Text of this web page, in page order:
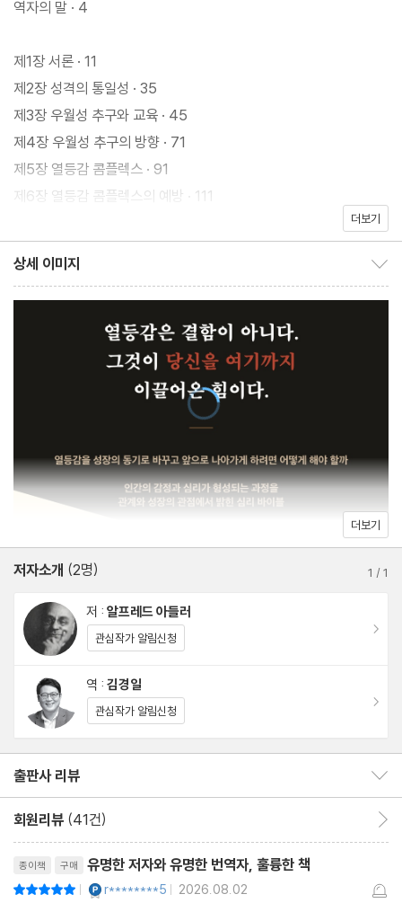
가장 강력한 동력으로 재정의한다. 그러나 이 힘이 잘못된 방향으로
흐르면, 아이들은 과도한 허영, 완벽주의, 무력감 또는 반항이라는
가식으로 자신의 취약함을 감추려 든다. 이 책은 심리학 이론을 쉽게
설명할 뿐 아니라 아이의 문제 행동 뒤에 숨은 진짜 목적과 논리를
읽어내는 눈을 길러준다. 나아가 아이를 이해하려는 과정이 결국 자
기 자신의 내면과 오랜 상처를 마주하고 치유하는 여정임을 깨닫게
『우월한 열등감』은 인간의 심리가 어떤 생애 과정을 통해 형성되는
만들어지는 과정을 통해 자신을 들여다볼 수 있는 계기를 제공한다.
아이를 바르게 이끌고 싶은 교육자와 부모에게는 현장에서 즉시 적
용할 수 있는 가장 훌륭한 나침반이 될 것이고, 자기 마음의 깊은 뿌
리를 제대로 이해하고 싶은 사람, 직장이나 인간관계에서 타인의 이
해할 수 없는 행동 뒤에 숨은 심리적 논리를 해독하고 싶은 성인에게
는 명쾌한 해답을 줄 것이다. 타인의 평가에 흔들리지 않는 삶, 실수
앞에서도 나를 혐오하지 않는 단단한 마음의 근육은 어디에서 오는
가. 수많은 심리학 서적들이 쏟아지는 이 시대에, 우리 마음의 작동
원리를 이토록 투명하게 비춰주는 책은 흔치 않다. 진정한 나를 마주
할 용기가 있는 모든 이들에게 이 책을 권한다.
1930년 미국에서 출간되었던 이 책은, 비엔나에 상담소를 세워 수
많은 아이와 어른을 치유했던 아들러의 임상 사례와 연구가 집약된
고 변화시키는 가장 확실한 지침서”라는 찬사를 받고 있다. 이번 한
국어판은 인지심리학자 김경일 교수가 번역을 맡아, 아들러의 깊은
통찰을 현대인 누구나 쉽게 이해하고 공감할 수 있는 명쾌한 언어로
풀어냈다.
역자의 말 · 4
제1장 서론 · 11
제2장 성격의 통일성 · 35
제3장 우월성 추구와 교육 · 45
제4장 우월성 추구의 방향 · 71
제5장 열등감 콤플렉스 · 91
제6장 열등감 콤플렉스의 예방 · 111
제9장 준비된 아이 · 163
제10장 학교생활과 아이 · 183
제11장 외부 환경의 영향 · 213
제12장 사춘기와 성교육 · 237
제13장 교육에서 흔히 저지르는 실수들 · 261
제14장 부모도 교육이 필요하다 · 277
부록 I 개인심리학 질문지 · 293
부록 II부록 II 심리 상담 사례 분석 · 305
더보기
상세 이미지
더보기
저자소개 (2명) 1 /1
저 : 알프레드 아들러
관심작가 알림신청
역 : 김경일
관심작가 알림신청
출판사 리뷰
회원리뷰 (41건)
종이책 구매 유명한 저자와 유명한 번역자, 훌륭한 책
| r********5 | 2026.08.02